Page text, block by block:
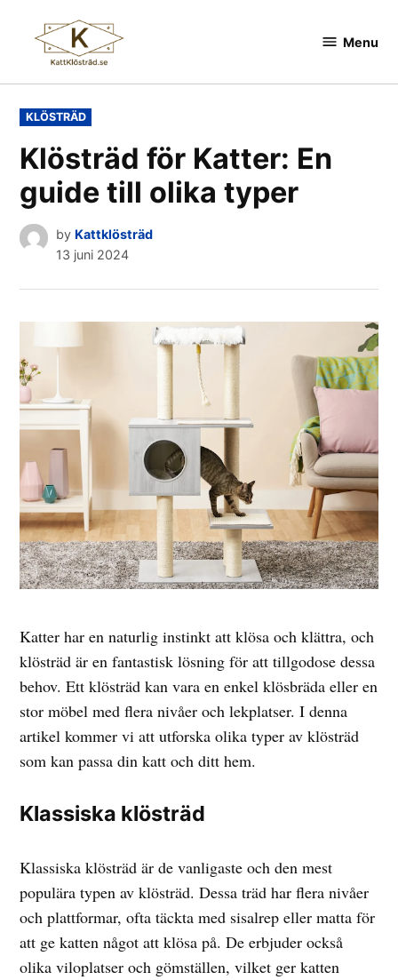
Menu
POSTED
IN
KLÖSTRÄD
Klösträd för Katter: En
guide till olika typer
by Kattklösträd
13 juni 2024
Katter har en naturlig instinkt att klösa och klättra, och
klösträd är en fantastisk lösning för att tillgodose dessa
behov. Ett klösträd kan vara en enkel klösbräda eller en
stor möbel med flera nivåer och lekplatser. I denna
artikel kommer vi att utforska olika typer av klösträd
som kan passa din katt och ditt hem.
Klassiska klösträd
Klassiska klösträd är de vanligaste och den mest
populära typen av klösträd. Dessa träd har flera nivåer
och plattformar, ofta täckta med sisalrep eller matta för
att ge katten något att klösa på. De erbjuder också
olika viloplatser och gömställen, vilket ger katten